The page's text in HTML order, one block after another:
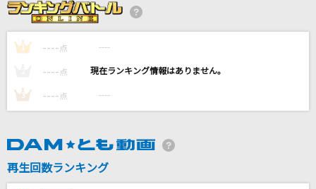
Galileo Galilei
スターマイン
また君に会える
BLUE ENCOUNT
1 ---- 点 ----
---- 点 ----
3 ---- 点 ----
再生回数ランキング